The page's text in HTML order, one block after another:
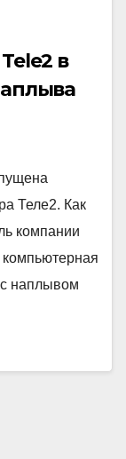
в
Теле2. Как
компании
компьютерная
с наплывом